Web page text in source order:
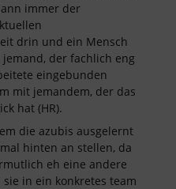
immer der
drin und ein Mensch
jemand, der fachlich eng
eingebunden
mit jemandem, der das
hat (HR).
die azubis ausgelernt
hinten an stellen, da
eh eine andere
in ein konkretes team